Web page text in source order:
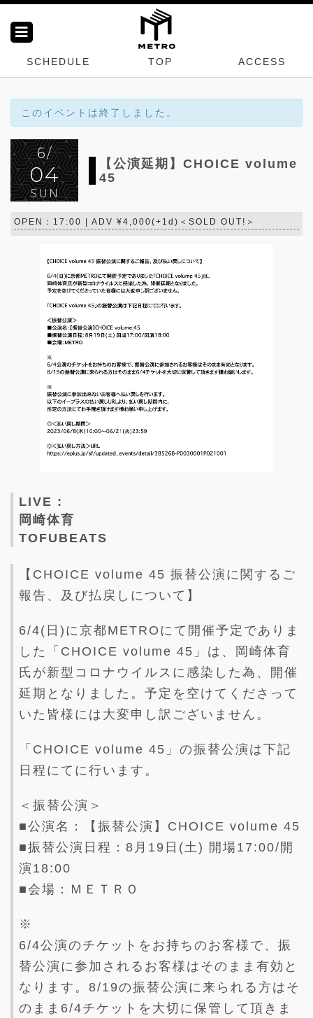
SCHEDULE TOP ACCESS
このイベントは終了しました。
6/
04
SUN
【公演延期】CHOICE volume
45
OPEN：17:00 | ADV ¥4,000(+1d)＜SOLD OUT!＞
LIVE :
岡崎体育
TOFUBEATS
【CHOICE volume 45 振替公演に関するご
報告、及び払戻しについて】
6/4(日)に京都METROにて開催予定でありま
した「CHOICE volume 45」は、岡崎体育
氏が新型コロナウイルスに感染した為、開催
延期となりました。予定を空けてくださって
いた皆様には大変申し訳ございません。
「CHOICE volume 45」の振替公演は下記
日程にてに行います。
＜振替公演＞
■公演名：【振替公演】CHOICE volume 45
■振替公演日程：8月19日(土) 開場17:00/開
演18:00
■会場：ＭＥＴＲＯ
※
6/4公演のチケットをお持ちのお客様で、振
替公演に参加されるお客様はそのまま有効と
なります。8/19の振替公演に来られる方はそ
のまま6/4チケットを大切に保管して頂きま